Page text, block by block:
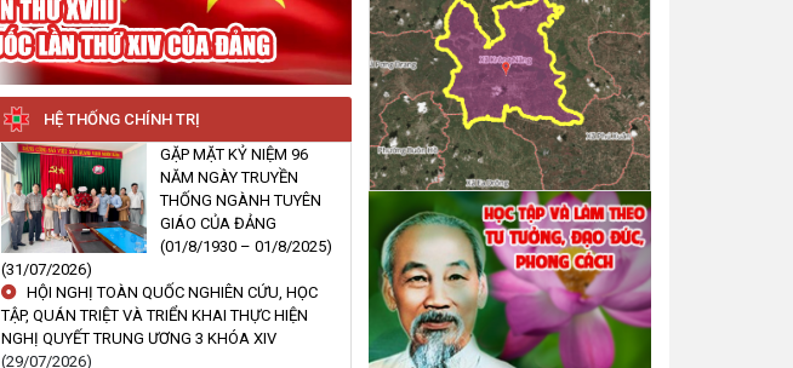
GẶP MẶT KỶ NIỆM 96 NĂM
NGÀY TRUYỀN THỐNG NGÀNH
TUYÊN GIÁO CỦA ĐẢNG
(01/8/1930 – 01/8/2025)
(31/07/2026, 00:00)
UBND xã Krông Năng họp triển
khai công tác tuyên truyền, vận
động giải phóng mặt bằng
phục vụ đầu tư các công trình
năm 2026 và các năm tiếp
theo
(30/07/2026, 00:00)
HỆ THỐNG CHÍNH TRỊ
GẶP MẶT KỶ NIỆM 96
NĂM NGÀY TRUYỀN
THỐNG NGÀNH TUYÊN
GIÁO CỦA ĐẢNG
(01/8/1930 – 01/8/2025)
(31/07/2026)
HỘI NGHỊ TOÀN QUỐC NGHIÊN CỨU, HỌC
TẬP, QUÁN TRIỆT VÀ TRIỂN KHAI THỰC HIỆN
NGHỊ QUYẾT TRUNG ƯƠNG 3 KHÓA XIV
(29/07/2026)